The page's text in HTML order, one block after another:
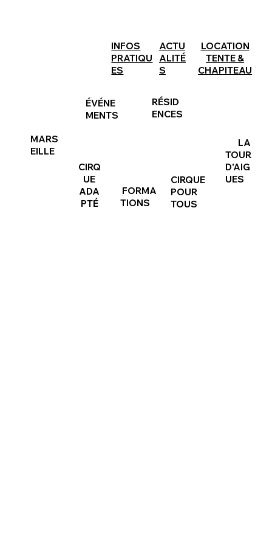
ACTU
ALITÉ
S
INFOS
PRATIQU
ES
MARS
EILLE
ÉVÉNE
MENTS
RÉSID
ENCES
FORMA
TIONS
CIRQUE
POUR
TOUS
CIRQ
UE
ADA
PTÉ
LA
TOUR
D'AIG
UES
LOCATION
TENTE &
CHAPITEAU